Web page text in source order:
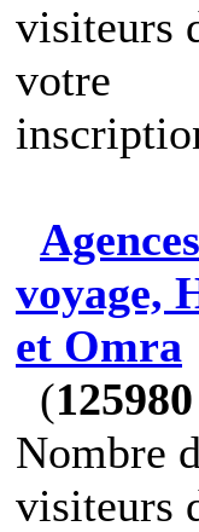
visiteurs
votre
voyage,
et Omra
(125980
Nombre
visiteurs